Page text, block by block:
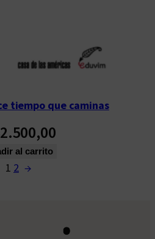
tiempo que caminas
al carrito
1 2 →